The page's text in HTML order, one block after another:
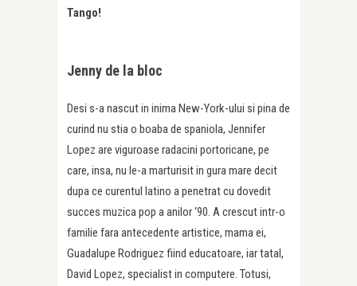
Tango!
Jenny de la bloc
Desi s-a nascut in inima New-York-ului si pina de
curind nu stia o boaba de spaniola, Jennifer
Lopez are viguroase radacini portoricane, pe
care, insa, nu le-a marturisit in gura mare decit
dupa ce curentul latino a penetrat cu dovedit
succes muzica pop a anilor ‘90. A crescut intr-o
familie fara antecedente artistice, mama ei,
Guadalupe Rodriguez fiind educatoare, iar tatal,
David Lopez, specialist in computere. Totusi,